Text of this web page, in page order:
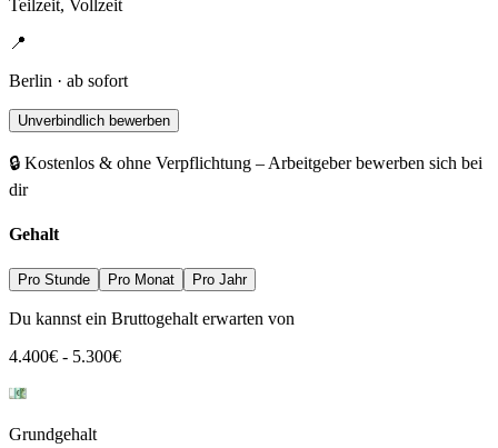
Teilzeit, Vollzeit
📍
Berlin · ab sofort
Unverbindlich bewerben
🔒 Kostenlos & ohne Verpflichtung – Arbeitgeber bewerben sich bei
dir
Gehalt
Pro Stunde Pro Monat Pro Jahr
Du kannst ein Bruttogehalt erwarten von
4.400€ - 5.300€
Grundgehalt